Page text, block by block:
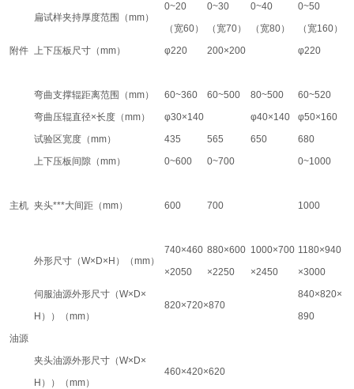
附件
扁试样夹持厚度范围（mm）
0~20
（宽60）
0~30
（宽70）
0~40
（宽80）
0~50
（宽160）
上下压板尺寸（mm）
φ220 200×200 φ220
弯曲支撑辊距离范围（mm） 60~360 60~500 80~500
60~520
弯曲压辊直径×长度（mm）
φ30×140 φ40×140 φ50×160
主机
试验区宽度（mm） 435 565 650
680
上下压板间隙（mm）
0~600 0~700 0~1000
夹头***大间距（mm） 600 700 1000
外形尺寸（W×D×H）（mm）
740×460
×2050
880×600
×2250
1000×700
×2450
1180×940
×3000
油源
伺服油源外形尺寸（W×D×
H））（mm）
820×720×870
840×820×
890
夹头油源外形尺寸（W×D×
H））（mm）
460×420×620